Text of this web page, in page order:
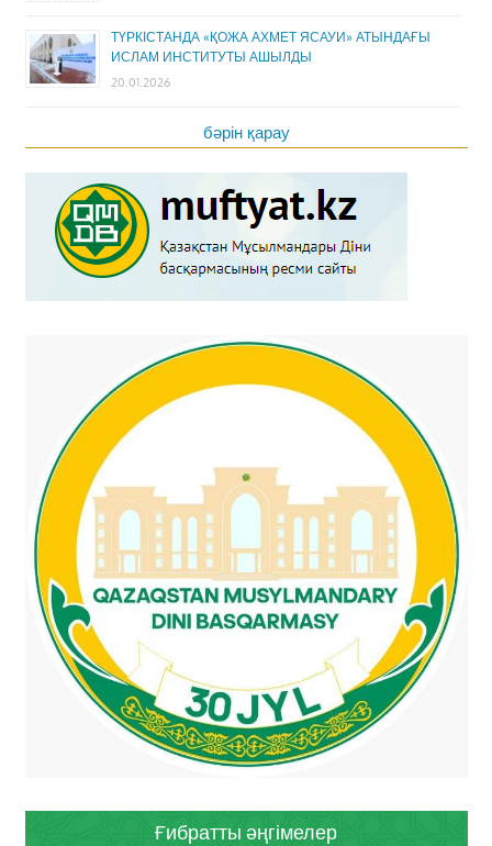
ТҮРКІСТАНДА «ҚОЖА АХМЕТ ЯСАУИ» АТЫНДАҒЫ
ИСЛАМ ИНСТИТУТЫ АШЫЛДЫ
20.01.2026
бәрін қарау
Ғибратты әңгімелер